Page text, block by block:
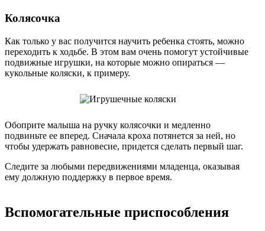
Колясочка
Как только у вас получится научить ребенка стоять, можно
переходить к ходьбе. В этом вам очень помогут устойчивые
подвижные игрушки, на которые можно опираться —
кукольные коляски, к примеру.
Обоприте малыша на ручку колясочки и медленно
подвиньте ее вперед. Сначала кроха потянется за ней, но
чтобы удержать равновесие, придется сделать первый шаг.
Следите за любыми передвижениями младенца, оказывая
ему должную поддержку в первое время.
Вспомогательные приспособления